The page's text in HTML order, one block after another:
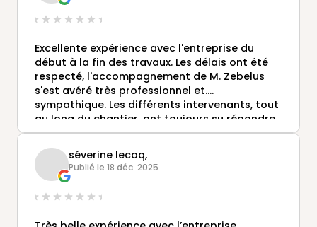
Excellente expérience avec l'entreprise du
début à la fin des travaux. Les délais ont été
respecté, l'accompagnement de M. Zebelus
s'est avéré très professionnel et....
sympathique. Les différents intervenants, tout
au long du chantier, ont toujours su répondre
à nos demandes de manière efficace. Bref,
très satisfait.
séverine lecoq,
Publié le 18 déc. 2025